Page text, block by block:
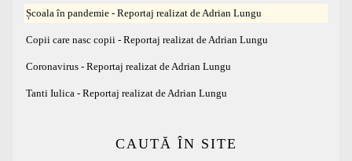
Școala în pandemie - Reportaj realizat de Adrian Lungu
Copii care nasc copii - Reportaj realizat de Adrian Lungu
Coronavirus - Reportaj realizat de Adrian Lungu
Tanti Iulica - Reportaj realizat de Adrian Lungu
CAUTĂ ÎN SITE